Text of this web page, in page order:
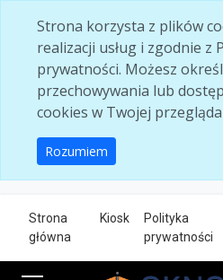
Strona korzysta z plików
realizacji usług i zgodnie z
prywatności. Możesz
przechowywania lub
cookies w Twojej
Rozumiem
Strona
główna
Kiosk
Polityka
prywatności